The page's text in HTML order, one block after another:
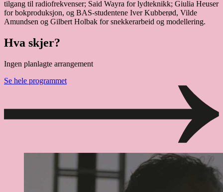
tilgang til radiofrekvenser; Said Wayra for lydteknikk; Giulia Heuser
for bokproduksjon, og BAS-studentene Iver Kubberød, Vilde
Amundsen og Gilbert Holbak for snekkerarbeid og modellering.
Hva skjer?
Ingen planlagte arrangement
Se hele programmet